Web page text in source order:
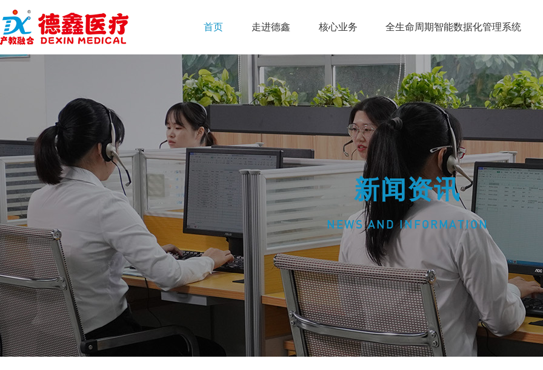
首页 走进德鑫
企业介绍 企业文化 德鑫荣誉
团队介绍
核心业务
合作模式 维修实力
全生命周期智能数据化管理系统
平台介绍 平台优势 登录窗口
校企合作 人才培训 技术学习
联系方式 在线留言 招聘信息
新闻资讯
NEWS AND INFORMATION